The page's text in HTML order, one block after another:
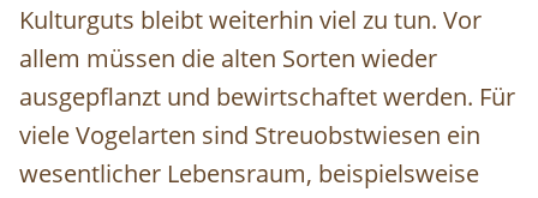
Kulturguts bleibt weiterhin viel zu tun. Vor
allem müssen die alten Sorten wieder
ausgepflanzt und bewirtschaftet werden. Für
viele Vogelarten sind Streuobstwiesen ein
wesentlicher Lebensraum, beispielsweise